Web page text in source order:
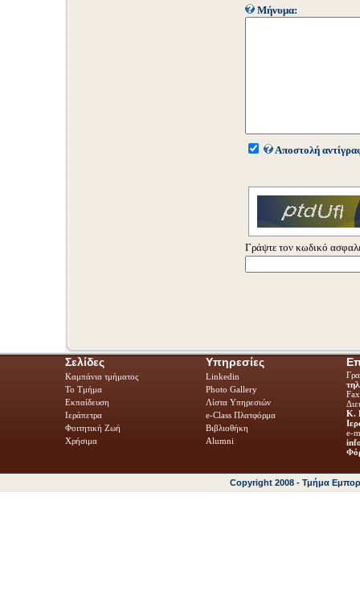
Μήνυμα:
Αποστολή
Γράψτε τον κωδικό
Σελίδες
Καμπάνια τμήματος
Το Τμήμα
Εκπαίδευση
Ιεράπετρα
Φοιτητική Ζωή
Χρήσιμα
Υπηρεσίες
Linkedin
Photo Gallery
Λίστα Υπηρεσιών
e-Class Πλατφόρμα
Βιβλιοθήκη
Alumni
Κ.
e-
Copyright 2008 - Τμήμα